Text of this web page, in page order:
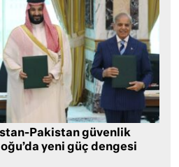
Pakistan güvenlik
yeni güç dengesi